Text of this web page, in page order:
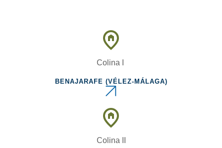
Colina I
BENAJARAFE (VÉLEZ-MÁLAGA)
Colina II